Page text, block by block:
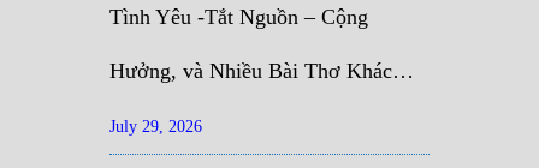
Tình Yêu -Tắt Nguồn – Cộng
Hưởng, và Nhiều Bài Thơ Khác…
July 29, 2026